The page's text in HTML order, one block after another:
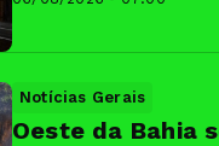
Notícias Gerais
Oeste da Bahia